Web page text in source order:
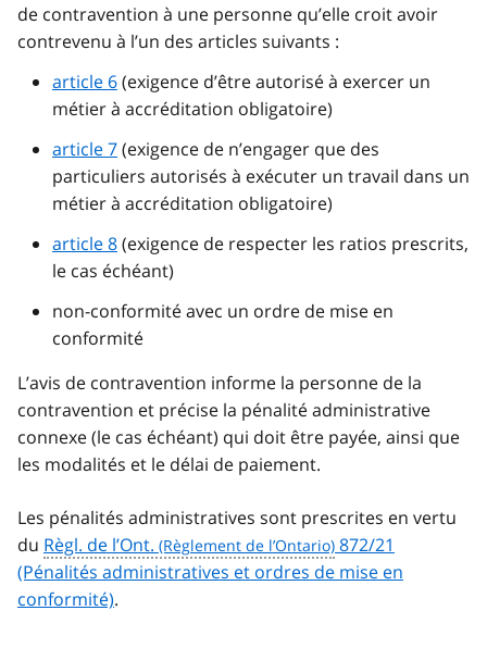
de contravention à une personne qu’elle croit avoir
contrevenu à l’un des articles suivants :
article 6(exigence d’être autorisé à exercer un
métier à accréditation obligatoire)
article 7(exigence de n’engager que des
particuliers autorisés à exécuter un travail dans un
métier à accréditation obligatoire)
article 8(exigence de respecter les ratios prescrits,
le cas échéant)
non-conformité avec un ordre de mise en
conformité
L’avis de contravention informe la personne de la
contravention et précise la pénalité administrative
connexe (le cas échéant) qui doit être payée, ainsi que
les modalités et le délai de paiement.
Les pénalités administratives sont prescrites en vertu
du Règl. de l’Ont.
872/21
(Pénalités administratives et ordres de mise en
conformité).